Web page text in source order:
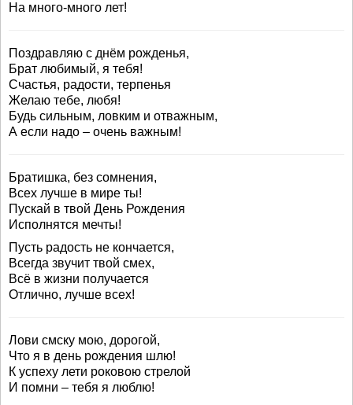
На много-много лет!
Поздравляю с днём рожденья,
Брат любимый, я тебя!
Счастья, радости, терпенья
Желаю тебе, любя!
Будь сильным, ловким и отважным,
А если надо – очень важным!
Братишка, без сомнения,
Всех лучше в мире ты!
Пускай в твой День Рождения
Исполнятся мечты!
Пусть радость не кончается,
Всегда звучит твой смех,
Всё в жизни получается
Отлично, лучше всех!
Лови смску мою, дорогой,
Что я в день рождения шлю!
К успеху лети роковою стрелой
И помни – тебя я люблю!